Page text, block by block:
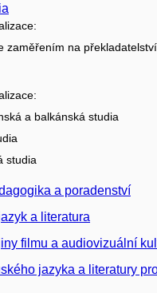
zaměřením na překladatelství
a balkánská studia
studia
a poradenství
a literatura
filmu a audiovizuální
jazyka a literatury